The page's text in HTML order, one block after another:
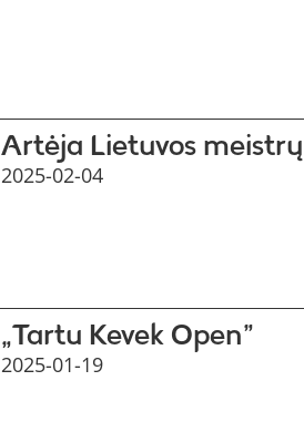
Artėja Lietuvos
2025-02-04
„Tartu Kevek Open”
2025-01-19